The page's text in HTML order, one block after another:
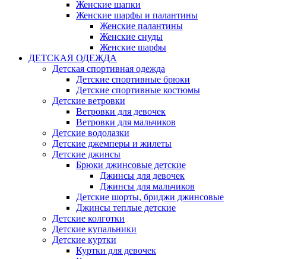
Женские шапки
Женские шарфы и палантины
Женские палантины
Женские снуды
Женские шарфы
ДЕТСКАЯ ОДЕЖДА
Детская спортивная одежда
Детские спортивные брюки
Детские спортивные костюмы
Детские ветровки
Ветровки для девочек
Ветровки для мальчиков
Детские водолазки
Детские джемперы и жилеты
Детские джинсы
Брюки джинсовые детские
Джинсы для девочек
Джинсы для мальчиков
Детские шорты, бриджи джинсовые
Джинсы теплые детские
Детские колготки
Детские купальники
Детские куртки
Куртки для девочек